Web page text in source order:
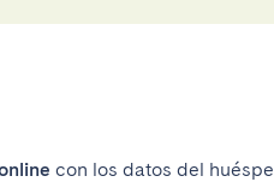
con los datos del